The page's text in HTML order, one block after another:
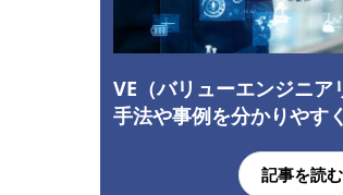
VE（バリューエンジニア
手法や事例を分かりやす
記事を読む